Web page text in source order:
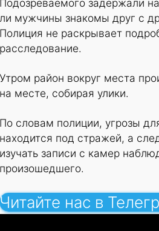
Подозреваемого задержали
ли мужчины знакомы друг с
Полиция не раскрывает
расследование.
Утром район вокруг места
на месте, собирая улики.
По словам полиции, угрозы
находится под стражей, а
изучать записи с камер
произошедшего.
Читайте нас в